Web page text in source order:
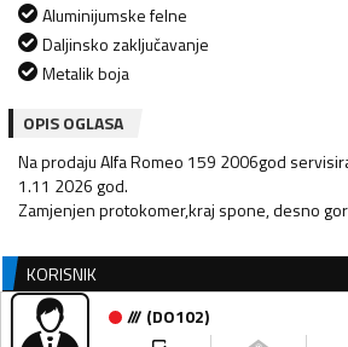
Aluminijumske felne
Daljinsko zaključavanje
Metalik boja
OPIS OGLASA
Na prodaju Alfa Romeo 159 2006god
1.11 2026 god.
KORISNIK
/// (DO102)